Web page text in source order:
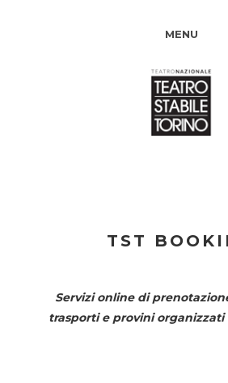
MENU
TST
Servizi online di
trasporti e provini organizzati